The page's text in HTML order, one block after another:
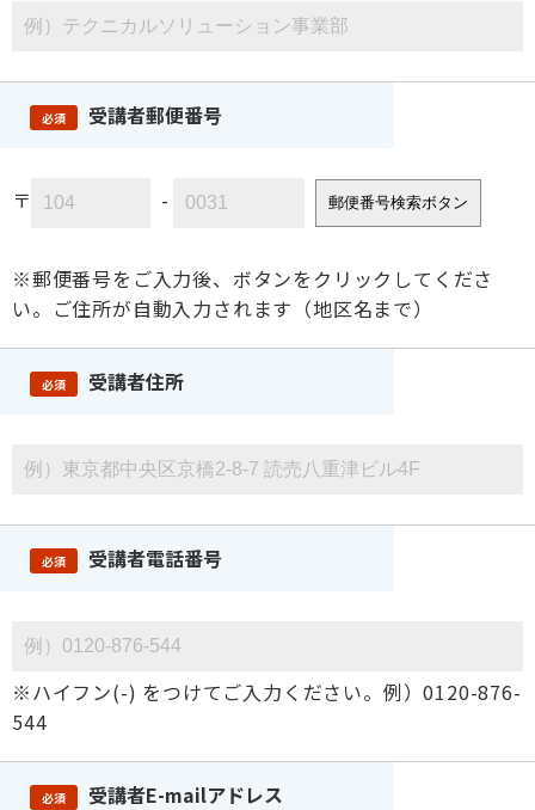
必須 受講者郵便番号
〒 - 郵便番号検索ボタン
※郵便番号をご入力後、ボタンをクリックしてくださ
い。ご住所が自動入力されます（地区名まで）
必須 受講者住所
必須 受講者電話番号
※ハイフン(-) をつけてご入力ください。例）0120-876-
544
必須 受講者E-mailアドレス